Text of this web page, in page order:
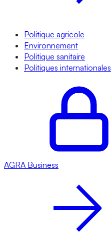
Politique agricole
Environnement
Politique sanitaire
Politiques internationales
AGRA Business